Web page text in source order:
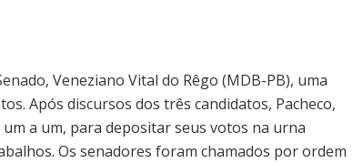
Veneziano Vital do Rêgo (MDB-PB), uma
Após discursos dos três candidatos, Pacheco,
a um, para depositar seus votos na urna
Os senadores foram chamados por ordem